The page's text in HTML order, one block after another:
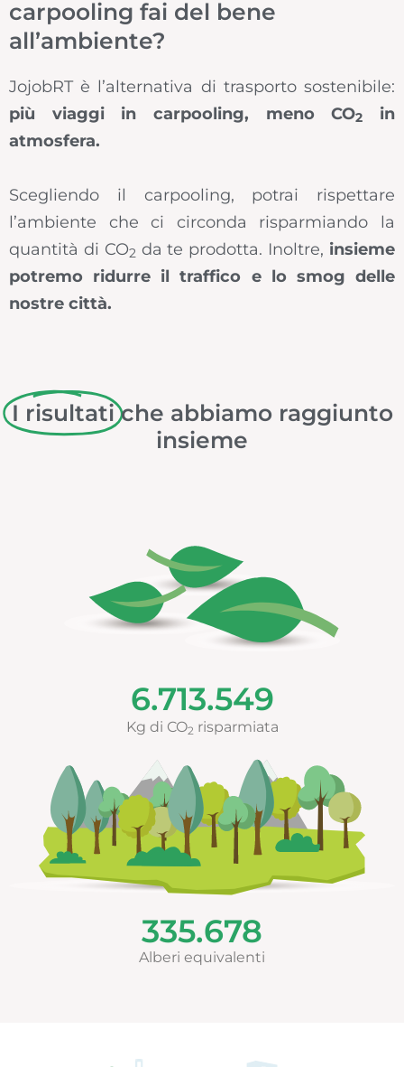
carpooling fai del bene
all’ambiente?
JojobRT è l’alternativa di trasporto sostenibile:
più viaggi in carpooling, meno CO2
in
atmosfera.
Scegliendo il carpooling, potrai rispettare
l’ambiente che ci circonda risparmiando la
quantità di CO2 da te prodotta. Inoltre, insieme
potremo ridurre il traffico e lo smog delle
nostre città.
I risultati che abbiamo raggiunto
insieme
Kg di CO2 risparmiata
6.713.549
Alberi equivalenti
335.678